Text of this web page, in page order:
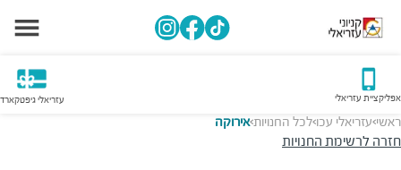
אפליקציית עזריאלי עזריאלי גיפטקארד
ראשי>עזריאלי עכו>לכל החנויות>אירוקה
חזרה לרשימת החנויות